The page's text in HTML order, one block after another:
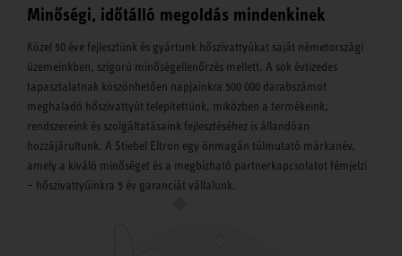
Minőségi, időtálló megoldás mindenkinek
Közel 50 éve fejlesztünk és gyártunk hőszivattyúkat saját németországi
üzemeinkben, szigorú minőségellenőrzés mellett. A sok évtizedes
tapasztalatnak köszönhetően napjainkra 500 000 darabszámot
meghaladó hőszivattyút telepítettünk, miközben a termékeink,
rendszereink és szolgáltatásaink fejlesztéséhez is állandóan
hozzájárultunk. A Stiebel Eltron egy önmagán túlmutató márkanév,
amely a kiváló minőséget és a megbízható partnerkapcsolatot fémjelzi
– hőszivattyúinkra 5 év garanciát vállalunk.